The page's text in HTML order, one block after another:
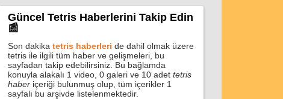
Güncel Tetris Haberlerini Takip Edin
📰
Son dakika tetris haberleri de dahil olmak üzere
tetris ile ilgili tüm haber ve gelişmeleri, bu
sayfadan takip edebilirsiniz. Bu bağlamda
konuyla alakalı 1 video, 0 galeri ve 10 adet tetris
haber içeriği bulunmuş olup, tüm içerikler 1
sayfalı bu arşivde listelenmektedir.